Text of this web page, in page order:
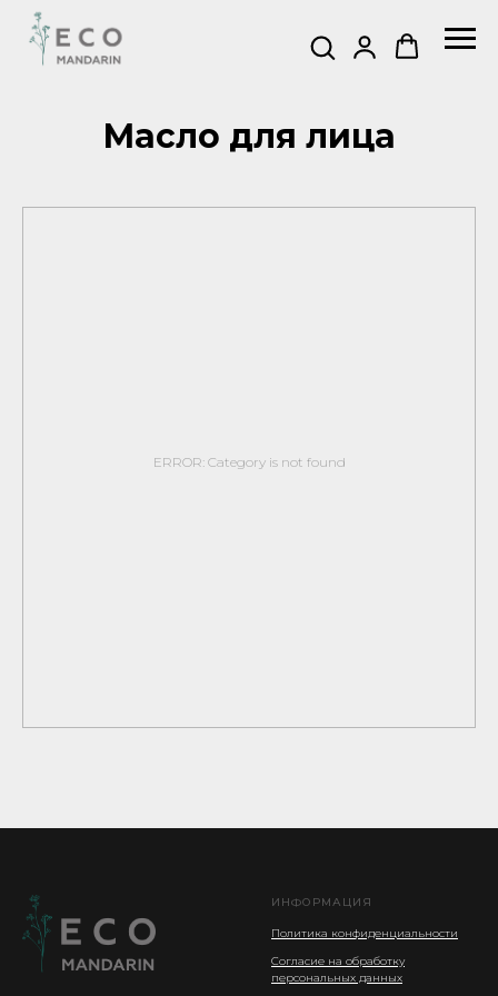
Масло для лица
ERROR: Category is not found
ИНФОРМАЦИЯ
Политика конфиденциальности
Согласие на обработку
персональных данных